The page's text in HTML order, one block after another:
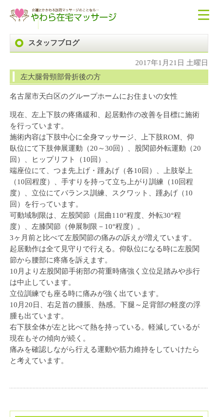
スタッフブログ
2017年1月21日 土曜日
左大腿骨頸部骨折後の方
名古屋市天白区のグループホームにお住まいの女性
現在、左上下肢の疼痛緩和、起居動作の改善を目標に施術
を行っています。
施術内容は下肢中心に全身マッサージ、上下肢ROM、仰
臥位にて下肢伸展運動（20～30回）、股関節外転運動（20
回）、ヒップリフト（10回）、
端座位にて、つま先上げ・踵あげ（各10回）、上肢挙上
（10回程度）、手すりを持って立ち上がり訓練（10回程
度）、立位にてバランス訓練、スクワット、踵あげ（10
回）を行っています。
可動域制限は、左股関節（屈曲110°程度、外転30°程
度）、左膝関節（伸展制限－10°程度）。
3ヶ月前と比べて左股関節の痛みの訴えが増えています。
起居動作は全て見守りで行える。仰臥位になる時に左股関
節から腰部に疼痛を訴えます。
10月より左股関節手術部の荷重時痛強く立位足踏みや歩行
は中止しています。
立位訓練でも座る時に痛みが強く出ています。
10月20日、右足首の腫脹、熱感。下腿～足背部の軽度の浮
腫も出ています。
右下肢全体が左と比べて熱を持っている。軽減しているが
現在もその傾向が続く。
痛みを確認しながら行える運動や筋力維持をしていけたら
と考えています。